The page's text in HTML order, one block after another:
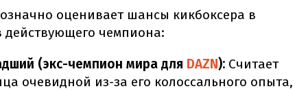
оценивает шансы кикбоксера в
действующего чемпиона:
(экс-чемпион мира для DAZN): Считает
очевидной из-за его колоссального опыта,